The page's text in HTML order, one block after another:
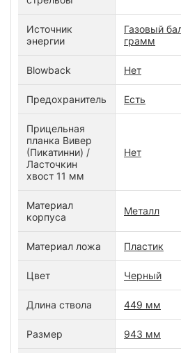
Источник
энергии
Газовый
грамм
Blowback Нет
Предохранитель Есть
Прицельная
планка Вивер
(Пикатинни) /
Ласточкин
хвост 11 мм
Нет
Материал
корпуса
Металл
Материал ложа Пластик
Цвет Черный
Длина ствола 449 мм
Размер 943 мм